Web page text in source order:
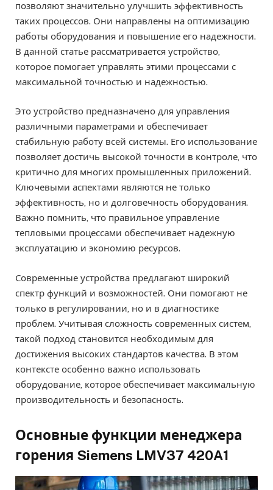
позволяют значительно улучшить эффективность
таких процессов. Они направлены на оптимизацию
работы оборудования и повышение его надежности.
В данной статье рассматривается устройство,
которое помогает управлять этими процессами с
максимальной точностью и надежностью.
Это устройство предназначено для управления
различными параметрами и обеспечивает
стабильную работу всей системы. Его использование
позволяет достичь высокой точности в контроле, что
критично для многих промышленных приложений.
Ключевыми аспектами являются не только
эффективность, но и долговечность оборудования.
Важно помнить, что правильное управление
тепловыми процессами обеспечивает надежную
эксплуатацию и экономию ресурсов.
Современные устройства предлагают широкий
спектр функций и возможностей. Они помогают не
только в регулировании, но и в диагностике
проблем. Учитывая сложность современных систем,
такой подход становится необходимым для
достижения высоких стандартов качества. В этом
контексте особенно важно использовать
оборудование, которое обеспечивает максимальную
производительность и безопасность.
Основные функции менеджера
горения Siemens LMV37 420A1